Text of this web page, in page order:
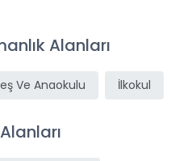
Alanları
Ve Anaokulu İlkokul